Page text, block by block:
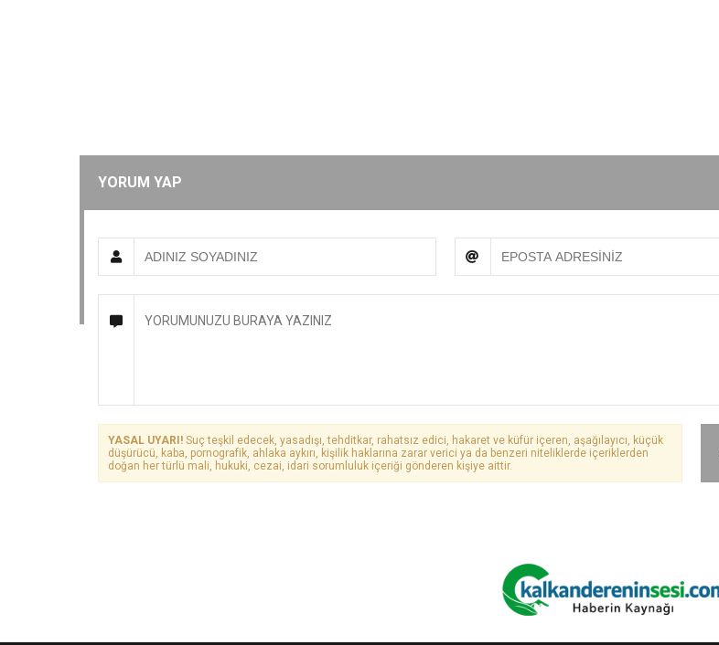
YORUM YAP
YASAL UYARI! Suç teşkil edecek, yasadışı, tehditkar, rahatsız edici, hakaret ve küfür içeren, aşağılayıcı, küçük
düşürücü, kaba, pornografik, ahlaka aykırı, kişilik haklarına zarar verici ya da benzeri niteliklerde içeriklerden
doğan her türlü mali, hukuki, cezai, idari sorumluluk içeriği gönderen kişiye aittir.